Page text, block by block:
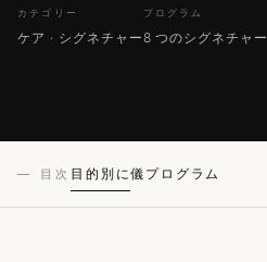
カテゴリー
ケア · シグネチャー
プログラム
8 つのシグネチャー
— 目次 目的別に儀 プログラム